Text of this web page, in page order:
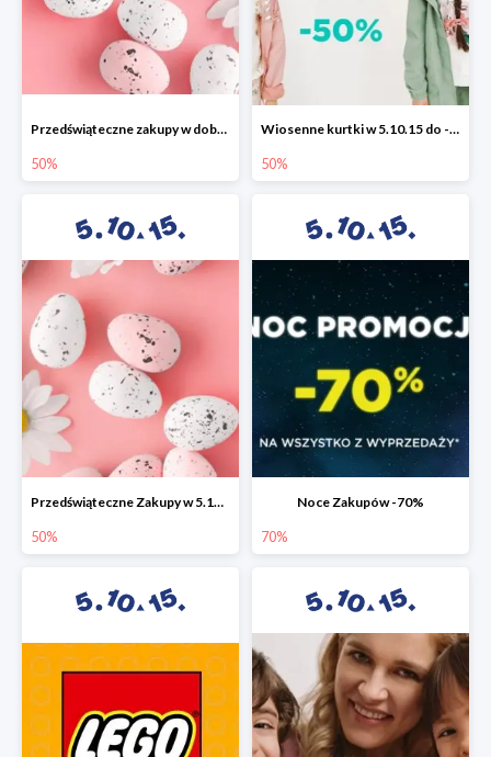
Przedświąteczne zakupy w dobrym stylu -50%
50%
Wiosenne kurtki w 5.10.15 do -50%
50%
Przedświąteczne Zakupy w 5.10.15 do -50%
50%
Noce Zakupów -70%
70%